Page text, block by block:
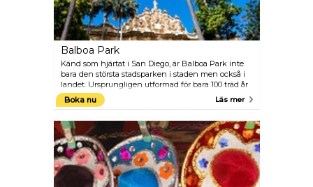
Balboa Park
Känd som hjärtat i San Diego, är Balboa Park inte
bara den största stadsparken i staden men också i
landet. Ursprungligen utformad för bara 100 träd år
1892, är nu det 1 200 hektar stora parken hem till 15
museer, massor av trädgårdar och det
Boka nu Läs mer